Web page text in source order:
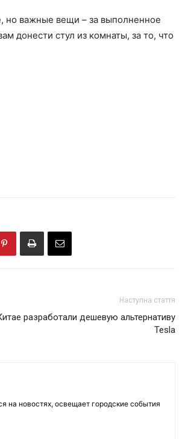
но важные вещи – за выполненное
донести стул из комнаты, за то, что
Наступна стаття
разработали дешевую альтернативу
Tesla
на новостях, освещает городские события